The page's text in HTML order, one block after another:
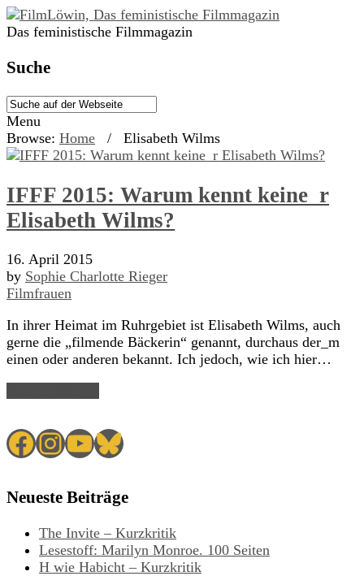
Das feministische Filmmagazin
Suche
Menu
Browse: Home / Elisabeth Wilms
IFFF 2015: Warum kennt keine_r
Elisabeth Wilms?
16. April 2015
by Sophie Charlotte Rieger
Filmfrauen
In ihrer Heimat im Ruhrgebiet ist Elisabeth Wilms, auch
gerne die „filmende Bäckerin“ genannt, durchaus der_m
einen oder anderen bekannt. Ich jedoch, wie ich hier…
Facebook
Instagram
YouTube
Bluesky
Neueste Beiträge
The Invite – Kurzkritik
Lesestoff: Marilyn Monroe. 100 Seiten
H wie Habicht – Kurzkritik